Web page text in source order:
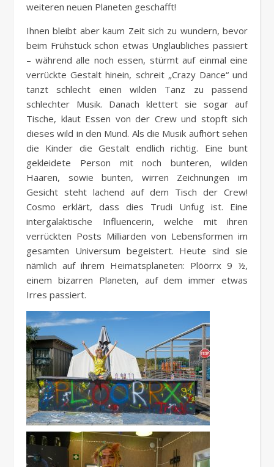
weiteren neuen Planeten geschafft!
Ihnen bleibt aber kaum Zeit sich zu wundern, bevor
beim Frühstück schon etwas Unglaubliches passiert
– während alle noch essen, stürmt auf einmal eine
verrückte Gestalt hinein, schreit „Crazy Dance“ und
tanzt schlecht einen wilden Tanz zu passend
schlechter Musik. Danach klettert sie sogar auf
Tische, klaut Essen von der Crew und stopft sich
dieses wild in den Mund. Als die Musik aufhört sehen
die Kinder die Gestalt endlich richtig. Eine bunt
gekleidete Person mit noch bunteren, wilden
Haaren, sowie bunten, wirren Zeichnungen im
Gesicht steht lachend auf dem Tisch der Crew!
Cosmo erklärt, dass dies Trudi Unfug ist. Eine
intergalaktische Influencerin, welche mit ihren
verrückten Posts Milliarden von Lebensformen im
gesamten Universum begeistert. Heute sind sie
nämlich auf ihrem Heimatsplaneten: Plöörrx 9 ½,
einem bizarren Planeten, auf dem immer etwas
Irres passiert.